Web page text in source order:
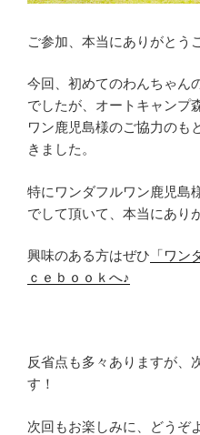
ご参加、本当にありがとう
今回、初めてのわんちゃん
でしたが、オートキャンプ
ワン鹿児島様のご協力のも
きました。
特にワンダフルワン鹿児島
でして頂いて、本当にあり
興味のある方はぜひ 「ワン
ｃｅｂｏｏｋへ♪
反省点も多々ありますが、
す！
次回もお楽しみに、どうぞ